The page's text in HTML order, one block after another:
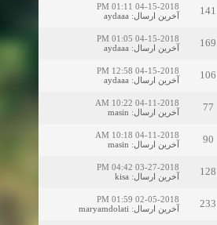
141
04-15-2018 01:11 PM
آخرین ارسال:
aydaaa
169
04-15-2018 01:05 PM
آخرین ارسال:
aydaaa
106
04-15-2018 12:58 PM
آخرین ارسال:
aydaaa
77
04-11-2018 10:22 AM
آخرین ارسال:
masin
90
04-11-2018 10:18 AM
آخرین ارسال:
masin
128
03-27-2018 04:42 PM
آخرین ارسال:
kisa
233
02-05-2018 01:59 PM
آخرین ارسال:
maryamdolati